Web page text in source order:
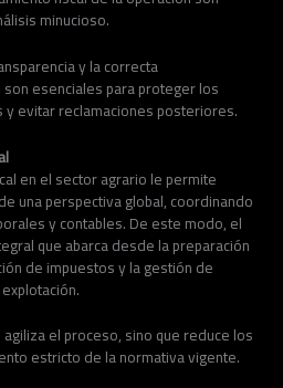
minucioso.
y la correcta
esenciales para proteger los
evitar reclamaciones posteriores.
en el sector agrario le permite
una perspectiva global, coordinando
y contables. De este modo, el
que abarca desde la preparación
de impuestos y la gestión de
el proceso, sino que reduce los
estricto de la normativa vigente.